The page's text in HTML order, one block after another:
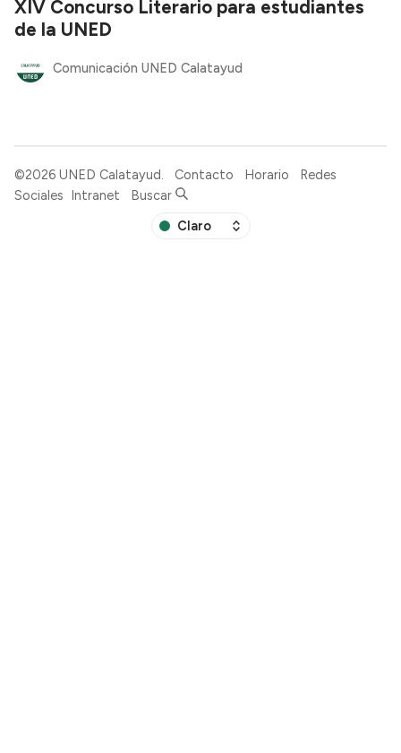
XIV Concurso Literario para estudiantes
de la UNED
Comunicación UNED Calatayud
©2026 UNED Calatayud. Contacto Horario
Redes
Sociales Intranet Buscar